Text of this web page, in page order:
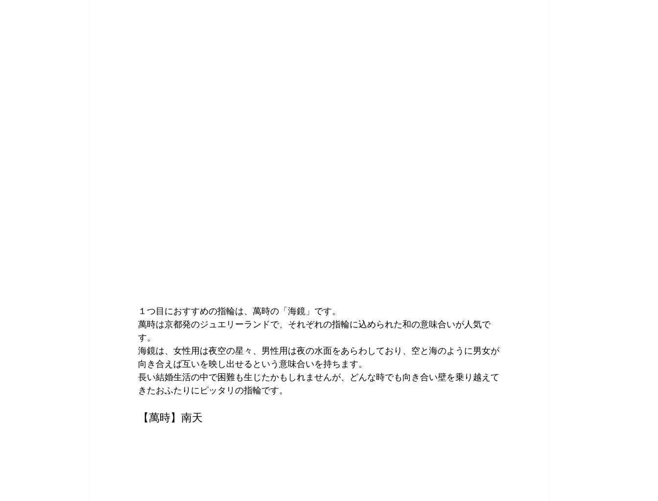
１つ目におすすめの指輪は、萬時の「海鏡」です。
萬時は京都発のジュエリーランドで、それぞれの指輪に込められた和の意味合いが人気で
す。
海鏡は、女性用は夜空の星々、男性用は夜の水面をあらわしており、空と海のように男女が
向き合えば互いを映し出せるという意味合いを持ちます。
長い結婚生活の中で困難も生じたかもしれませんが、どんな時でも向き合い壁を乗り越えて
きたおふたりにピッタリの指輪です。
【萬時】南天